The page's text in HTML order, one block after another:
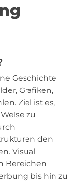
Geschichte
Grafiken,
Ziel ist es,
zu
den
Visual
Bereichen
bis hin zu